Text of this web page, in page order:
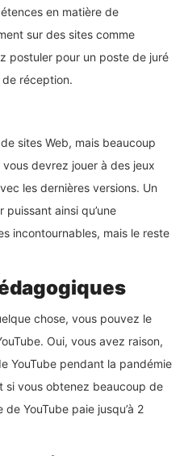
en matière de
sur des sites comme
postuler pour un poste de juré
réception.
sites Web, mais beaucoup
devrez jouer à des jeux
les dernières versions. Un
ainsi qu’une
incontournables, mais le reste
chose, vous pouvez le
Oui, vous avez raison,
YouTube pendant la pandémie
si vous obtenez beaucoup de
YouTube paie jusqu’à 2